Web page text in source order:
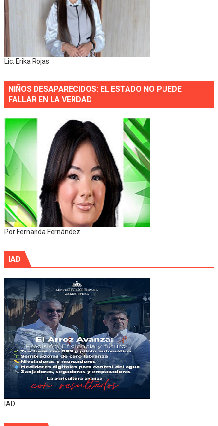
Lic. Erika Rojas
NIÑOS DESAPARECIDOS: EL ESTADO NO PUEDE
FALLAR EN LA VERDAD
Por Fernanda Fernández
IAD
IAD